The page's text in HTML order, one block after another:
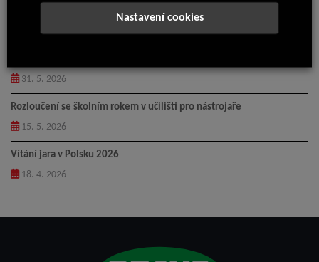
Pingpongový turnaj 2026
5. 6. 2026
31. 5. 2026
Rozloučení se školním rokem v učilišti pro nástrojaře
15. 5. 2026
Vítání jara v Polsku 2026
18. 4. 2026
Nastavení cookies